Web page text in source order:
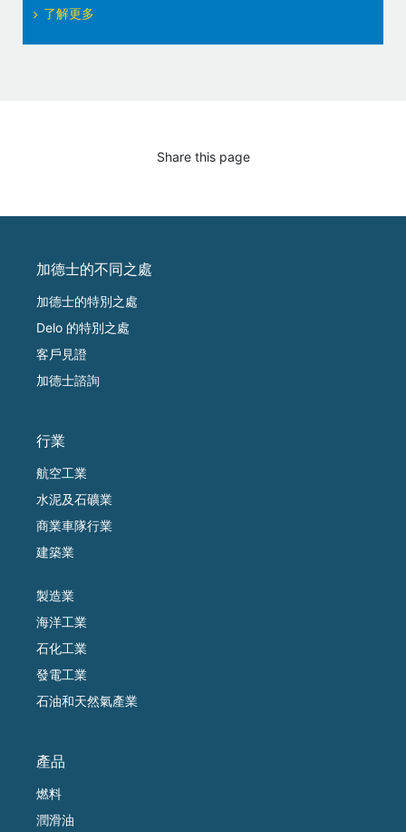
了解更多
Share this page
加德士的不同之處
加德士的特別之處
Delo 的特別之處
客戶見證
加德士諮詢
行業
航空工業
水泥及石礦業
商業車隊行業
建築業
製造業
海洋工業
石化工業
發電工業
石油和天然氣產業
產品
燃料
潤滑油